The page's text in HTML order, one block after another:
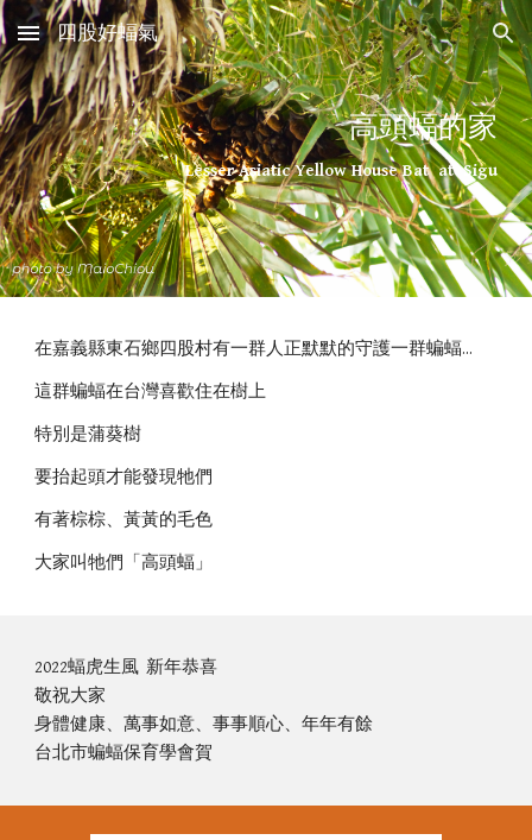
Skip to main content Skip to navigation
四股好蝠氣
高頭蝠的家
Lesser Asiatic Yellow House Bat  at  Sigu
在嘉義縣東石鄉四股村有一群人正默默的守護一群蝙蝠...
這群蝙蝠在台灣喜歡住在樹上
特別是蒲葵樹
要抬起頭才能發現牠們
有著棕棕、黃黃的毛色
大家叫牠們「高頭蝠」
2022蝠虎生風  新年恭喜
敬祝大家
身體健康、萬事如意、事事順心、年年有餘
台北市蝙蝠保育學會賀